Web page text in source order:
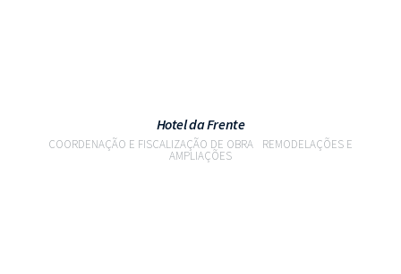
Hotel da Frente
COORDENAÇÃO E FISCALIZAÇÃO DE OBRA REMODELAÇÕES E
AMPLIAÇÕES